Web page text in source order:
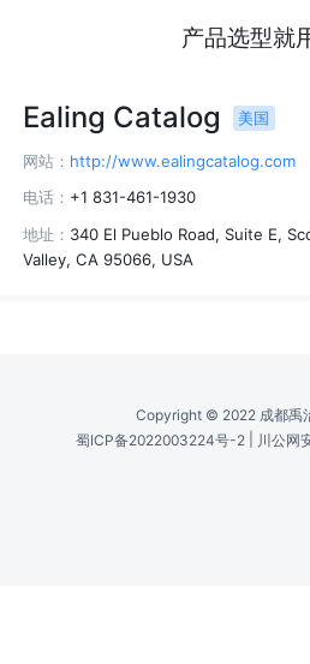
产品选型就
Ealing Catalog 美国
网站： http://www.ealingcatalog.com
电话： +1 831-461-1930
地址： 340 El Pueblo Road, Suite E,
Valley, CA 95066, USA
Copyright © 2022 成都禹
蜀ICP备2022003224号-2
川公网